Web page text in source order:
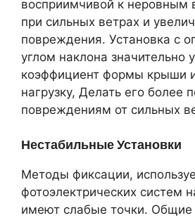
восприимчивой к неровным
при сильных ветрах и
повреждения. Установка с
углом наклона значительно
коэффициент формы крыши
нагрузку, Делать его более
повреждениям от сильных
Нестабильные Установки
Методы фиксации,
фотоэлектрических систем
имеют слабые точки.